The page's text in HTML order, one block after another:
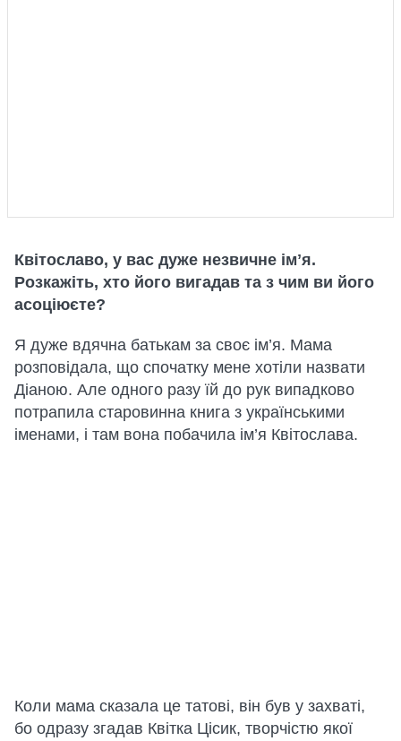
Квітославо, у вас дуже незвичне імʼя.
Розкажіть, хто його вигадав та з чим ви його
асоціюєте?
Я дуже вдячна батькам за своє ім’я. Мама
розповідала, що спочатку мене хотіли назвати
Діаною. Але одного разу їй до рук випадково
потрапила старовинна книга з українськими
іменами, і там вона побачила ім’я Квітослава.
Коли мама сказала це татові, він був у захваті,
бо одразу згадав Квітка Цісик, творчістю якої